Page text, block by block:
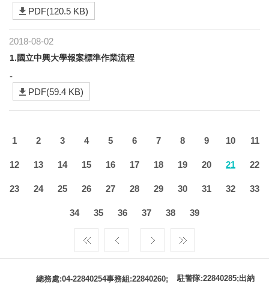
PDF(120.5 KB)
2018-08-02
1.國立中興大學報案標準作業流程
-
PDF(59.4 KB)
1 2 3 4 5 6 7 8 9 10 11
12 13 14 15 16 17 18 19 20 21 22
23 24 25 26 27 28 29 30 31 32 33
34 35 36 37 38 39
總務處:04-22840254事務組:22840260; 駐警隊:22840285;出納